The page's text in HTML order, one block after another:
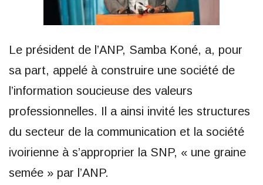
Le président de l’ANP, Samba Koné, a, pour
sa part, appelé à construire une société de
l’information soucieuse des valeurs
professionnelles. Il a ainsi invité les structures
du secteur de la communication et la société
ivoirienne à s’approprier la SNP, « une graine
semée » par l’ANP.